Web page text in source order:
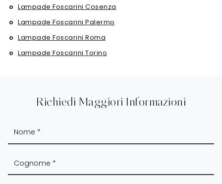
Lampade Foscarini Cosenza
Lampade Foscarini Palermo
Lampade Foscarini Roma
Lampade Foscarini Torino
Richiedi Maggiori Informazioni